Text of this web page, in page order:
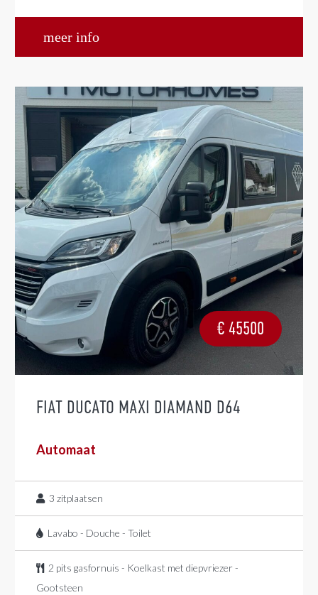
meer info
€ 45500
FIAT DUCATO MAXI DIAMAND D64
Automaat
3 zitplaatsen
Lavabo - Douche - Toilet
2 pits gasfornuis - Koelkast met diepvriezer -
Gootsteen